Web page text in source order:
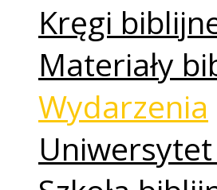
Kręgi
Materiały
Wydarzenia